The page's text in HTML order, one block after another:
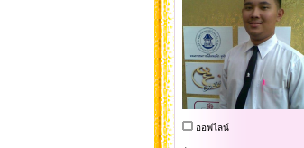
ออฟไลน์